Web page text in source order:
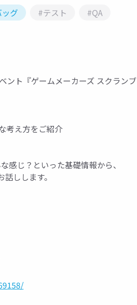
グ #テスト
#QA
ント『ゲームメーカーズ スクランブ
考え方をご紹介
感じ？といった基礎情報から、
しします。